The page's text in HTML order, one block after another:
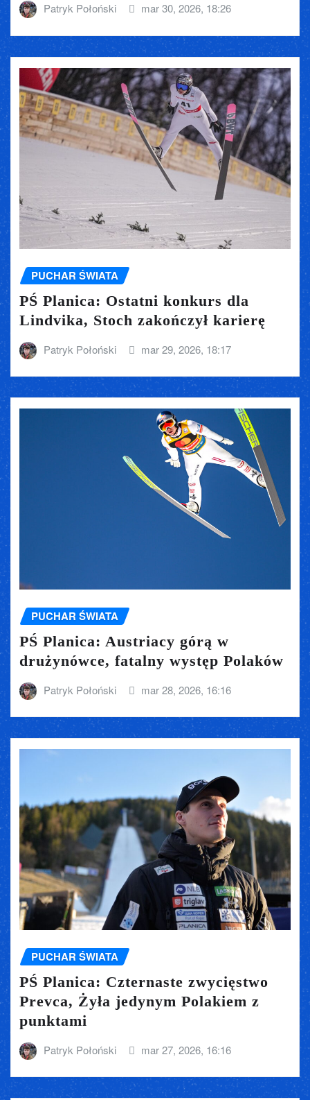
Patryk Połoński mar 30, 2026, 18:26
PUCHAR ŚWIATA
PŚ Planica: Ostatni konkurs dla
Lindvika, Stoch zakończył karierę
Patryk Połoński mar 29, 2026, 18:17
PUCHAR ŚWIATA
PŚ Planica: Austriacy górą w
drużynówce, fatalny występ Polaków
Patryk Połoński mar 28, 2026, 16:16
PUCHAR ŚWIATA
PŚ Planica: Czternaste zwycięstwo
Prevca, Żyła jedynym Polakiem z
punktami
Patryk Połoński mar 27, 2026, 16:16